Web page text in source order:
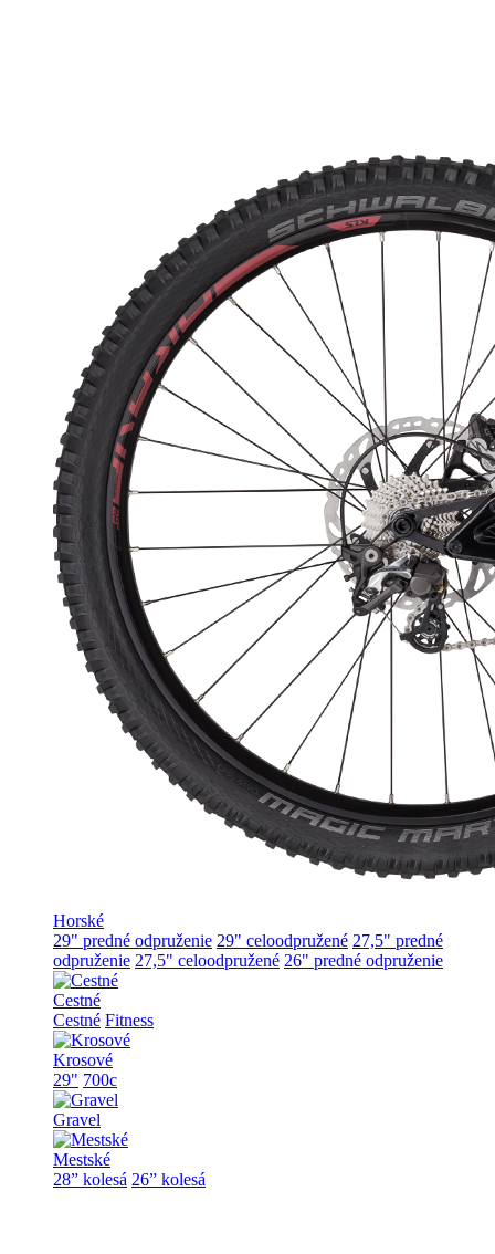
Horské
29" predné odpruženie 29" celoodpružené 27,5" predné
odpruženie 27,5" celoodpružené 26" predné odpruženie
Cestné
Cestné Fitness
Krosové
29" 700c
Gravel
Mestské
28” kolesá 26” kolesá